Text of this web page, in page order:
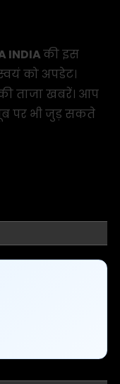
INDIAकी इस
को अपडेट।
ताजा खबरें। आप
पर भी जुड़ सकते